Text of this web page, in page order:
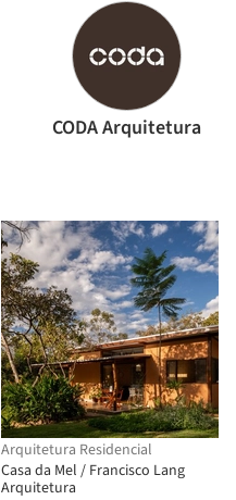
CODA Arquitetura
Arquitetura Residencial
Casa da Mel / Francisco Lang
Arquitetura